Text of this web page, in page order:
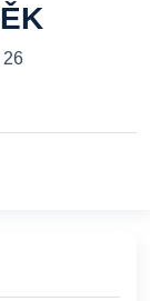
26